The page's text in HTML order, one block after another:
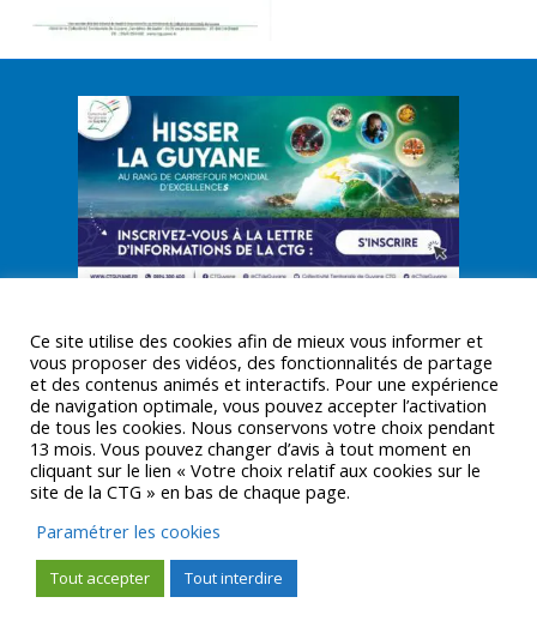
© CTGUYANE 2016 |MENTIONS LÉGALES
Ce site utilise des cookies afin de mieux vous informer et
vous proposer des vidéos, des fonctionnalités de partage
et des contenus animés et interactifs. Pour une expérience
de navigation optimale, vous pouvez accepter l’activation
de tous les cookies. Nous conservons votre choix pendant
13 mois. Vous pouvez changer d’avis à tout moment en
cliquant sur le lien « Votre choix relatif aux cookies sur le
site de la CTG » en bas de chaque page.
Paramétrer les cookies
Tout accepter Tout interdire